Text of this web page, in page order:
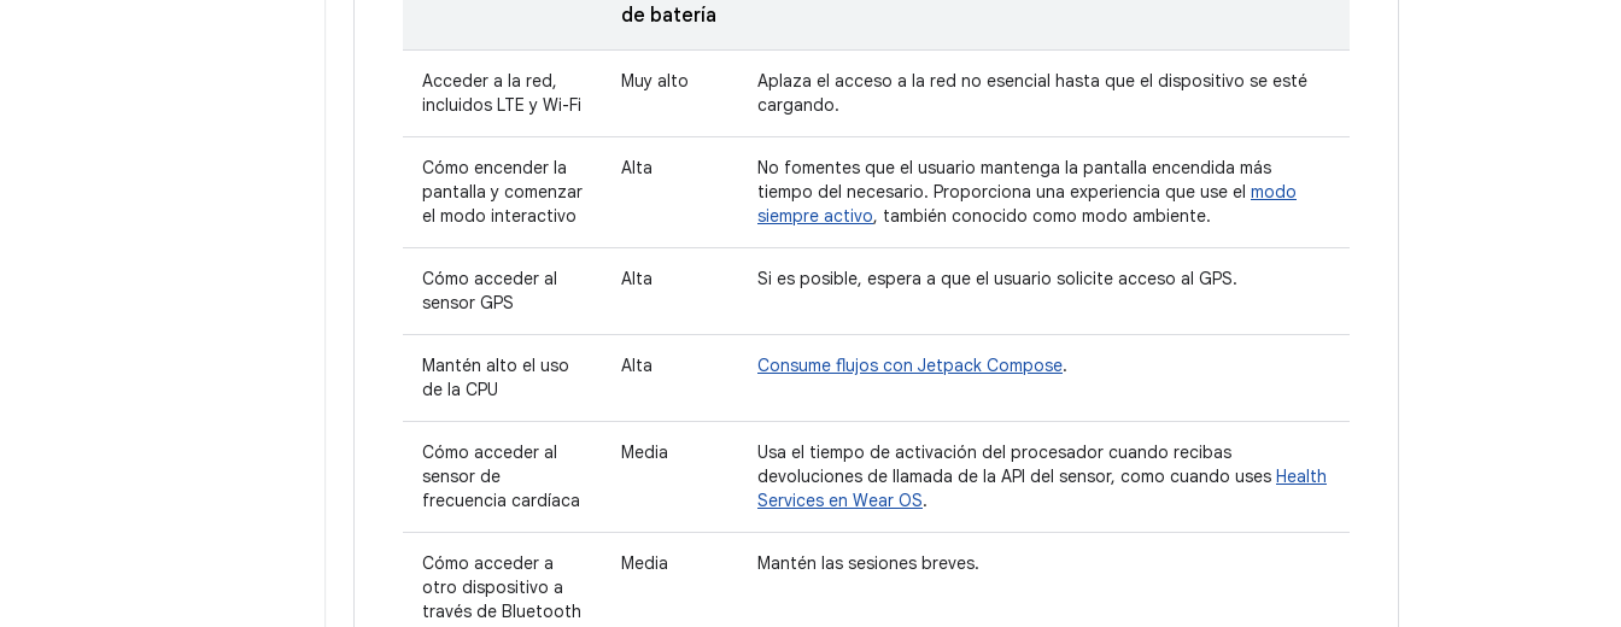
de batería
Acceder a la red,
incluidos LTE y Wi-Fi
Muy alto
Aplaza el acceso a la red no esencial hasta que el dispositivo se esté
cargando.
Cómo encender la
pantalla y comenzar
el modo interactivo
Alta
No fomentes que el usuario mantenga la pantalla encendida más
tiempo del necesario. Proporciona una experiencia que use el modo
siempre activo, también conocido como modo ambiente.
Cómo acceder al
sensor GPS
Alta Si es posible, espera a que el usuario solicite acceso al GPS.
Mantén alto el uso
de la CPU
Alta Consume flujos con Jetpack Compose.
Cómo acceder al
sensor de
frecuencia cardíaca
Media
Usa el tiempo de activación del procesador cuando recibas
devoluciones de llamada de la API del sensor, como cuando uses Health
Services en Wear OS.
Cómo acceder a
otro dispositivo a
través de Bluetooth
Media Mantén las sesiones breves.